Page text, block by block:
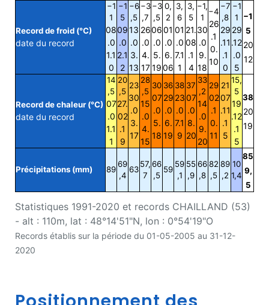
Statistiques 1991-2020 et records CHAILLAND (53)
- alt : 110m, lat : 48°14'51"N, lon : 0°54'19"O
Records établis sur la période du 01-05-2005 au 31-12-
2020
Record de froid (°C)
date du record
−1
1
08
.0
1.1
0
−1
5
09
.0
2.1
2
−6
,5
13
.0
3.
13
−3
,7
26
.0
4.
17
−3
,5
06
.0
5.
19
0,
2
01
.0
6.
06
3,
6
01
.0
7.1
1
3,
5
21.
08
.1
4
−1,
1
30
.0
9.
18
−4
26
.1
0.
10
−7
,8
29
.11
.1
0
−1
1
29
.12
.0
5
−1
5
20
12
Record de chaleur (°C)
date du record
14
,5
07
.0
1.1
1
20
,5
27.
02
.1
9
23
30
.0
3.
17
28
,5
15
.0
4.
15
30
07
.0
5.
18
36
29
.0
6.
19
38
23
.0
7.1
9
37
07
.0
8.
20
33
,2
14
.0
9.
20
29
02
.1
0.
11
21
07
.11
.1
5
15,
5
19
.12
.1
5
38
20
19
Précipitations (mm) 89
69
,4
63
57,
7
66
,5
59
59
,1
55
,9
66
,8
82
,5
89
,2
10
1,4
85
9,
5